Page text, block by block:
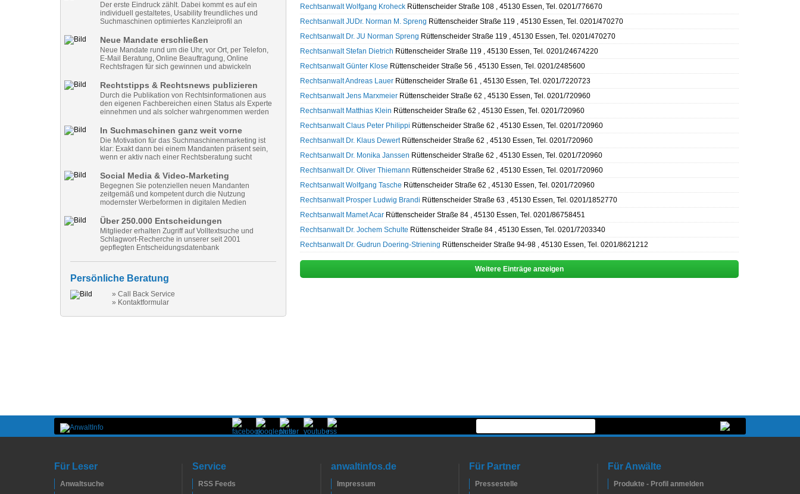
Der erste Eindruck zählt. Dabei kommt es auf ein
individuell gestaltetes, Usability freundliches und
Suchmaschinen optimiertes Kanzleiprofil an
Neue Mandate erschließen
Neue Mandate rund um die Uhr, vor Ort, per Telefon,
E-Mail Beratung, Online Beauftragung, Online
Rechtsfragen für sich gewinnen und abwickeln
Rechtstipps & Rechtsnews publizieren
Durch die Publikation von Rechtsinformationen aus
den eigenen Fachbereichen einen Status als Experte
einnehmen und als solcher wahrgenommen werden
In Suchmaschinen ganz weit vorne
Die Motivation für das Suchmaschinenmarketing ist
klar: Exakt dann bei einem Mandanten präsent sein,
wenn er aktiv nach einer Rechtsberatung sucht
Social Media & Video-Marketing
Begegnen Sie potenziellen neuen Mandanten
zeitgemäß und kompetent durch die Nutzung
modernster Werbeformen in digitalen Medien
Über 250.000 Entscheidungen
Mitglieder erhalten Zugriff auf Volltextsuche und
Schlagwort-Recherche in unserer seit 2001
gepflegten Entscheidungsdatenbank
Persönliche Beratung
» Call Back Service
» Kontaktformular
Rechtsanwalt Wolfgang KroheckRüttenscheider Straße 108 , 45130 Essen, Tel. 0201/776670
Rechtsanwalt JUDr. Norman M. Spreng Rüttenscheider Straße 119 , 45130 Essen, Tel. 0201/470270
Rechtsanwalt Dr. JU Norman Spreng Rüttenscheider Straße 119 , 45130 Essen, Tel. 0201/470270
Rechtsanwalt Stefan Dietrich Rüttenscheider Straße 119 , 45130 Essen, Tel. 0201/24674220
Rechtsanwalt Günter Klose Rüttenscheider Straße 56 , 45130 Essen, Tel. 0201/2485600
Rechtsanwalt Andreas LauerRüttenscheider Straße 61 , 45130 Essen, Tel. 0201/7220723
Rechtsanwalt Jens MarxmeierRüttenscheider Straße 62 , 45130 Essen, Tel. 0201/720960
Rechtsanwalt Matthias Klein Rüttenscheider Straße 62 , 45130 Essen, Tel. 0201/720960
Rechtsanwalt Claus Peter Philippi Rüttenscheider Straße 62 , 45130 Essen, Tel. 0201/720960
Rechtsanwalt Dr. Klaus DewertRüttenscheider Straße 62 , 45130 Essen, Tel. 0201/720960
Rechtsanwalt Dr. Monika Janssen Rüttenscheider Straße 62 , 45130 Essen, Tel. 0201/720960
Rechtsanwalt Dr. Oliver Thiemann Rüttenscheider Straße 62 , 45130 Essen, Tel. 0201/720960
Rechtsanwalt Wolfgang Tasche Rüttenscheider Straße 62 , 45130 Essen, Tel. 0201/720960
Rechtsanwalt Prosper Ludwig Brandi Rüttenscheider Straße 63 , 45130 Essen, Tel. 0201/1852770
Rechtsanwalt Mamet AcarRüttenscheider Straße 84 , 45130 Essen, Tel. 0201/86758451
Rechtsanwalt Dr. Jochem Schulte Rüttenscheider Straße 84 , 45130 Essen, Tel. 0201/7203340
Rechtsanwalt Dr. Gudrun Doering-Striening Rüttenscheider Straße 94-98 , 45130 Essen, Tel. 0201/8621212
Weitere Einträge anzeigen
Für Leser
Anwaltsuche
Service
RSS Feeds
anwaltinfos.de
Impressum
Für Partner
Pressestelle
Für Anwälte
Produkte - Profil anmelden